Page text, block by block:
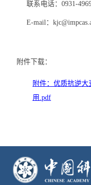
联系电话： 0931-
E-mail ：
附件下载：
附件：优质抗逆
用.pdf